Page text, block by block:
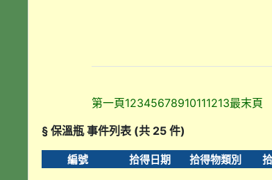
第一頁12345678910111213最末頁
§ 保溫瓶 事件列表 (共 25 件)
編號 拾得日期 拾得物類別